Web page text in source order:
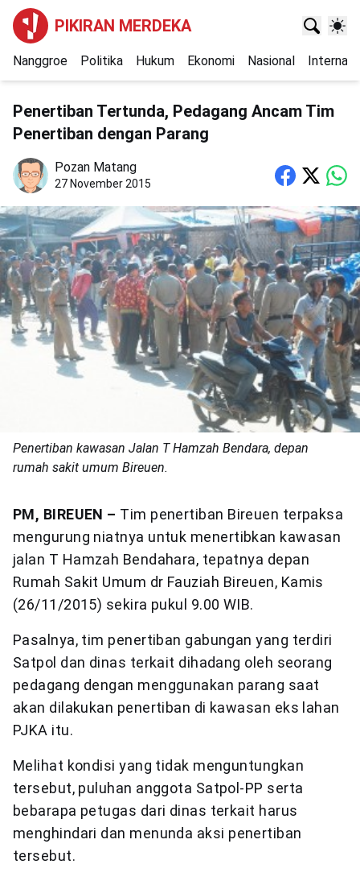
PIKIRAN MERDEKA
Nanggroe Politika Hukum Ekonomi Nasional
Penertiban Tertunda, Pedagang Ancam Tim
Penertiban dengan Parang
Pozan Matang
27 November 2015
Penertiban kawasan Jalan T Hamzah Bendara, depan
rumah sakit umum Bireuen.
PM, BIREUEN – Tim penertiban Bireuen terpaksa
mengurung niatnya untuk menertibkan kawasan
jalan T Hamzah Bendahara, tepatnya depan
Rumah Sakit Umum dr Fauziah Bireuen, Kamis
(26/11/2015) sekira pukul 9.00 WIB.
Pasalnya, tim penertiban gabungan yang terdiri
Satpol dan dinas terkait dihadang oleh seorang
pedagang dengan menggunakan parang saat
akan dilakukan penertiban di kawasan eks lahan
PJKA itu.
Melihat kondisi yang tidak menguntungkan
tersebut, puluhan anggota Satpol-PP serta
bebarapa petugas dari dinas terkait harus
menghindari dan menunda aksi penertiban
tersebut.